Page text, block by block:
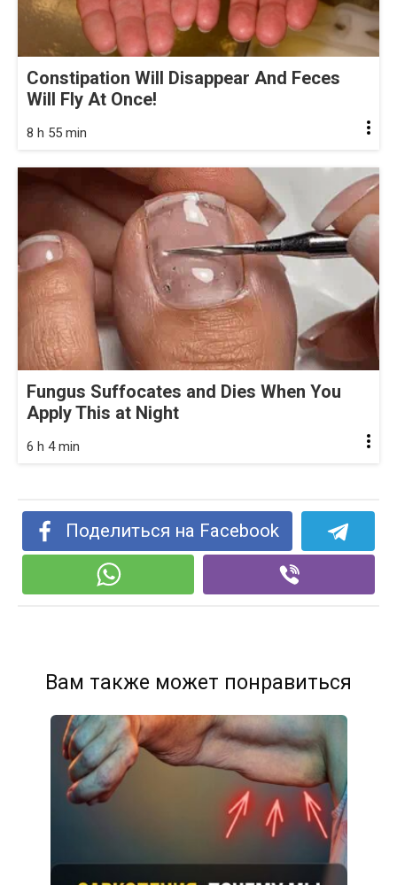
Constipation Will Disappear And Feces
Will Fly At Once!
8 h 55 min
Fungus Suffocates and Dies When You
Apply This at Night
6 h 4 min
Поделиться на Facebook
Вам также может понравиться